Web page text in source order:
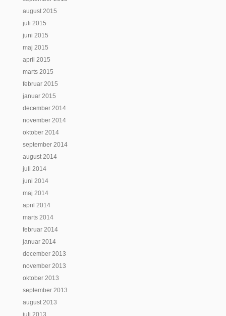
august 2015
juli 2015
juni 2015
maj 2015
april 2015
marts 2015
februar 2015
januar 2015
december 2014
november 2014
oktober 2014
september 2014
august 2014
juli 2014
juni 2014
maj 2014
april 2014
marts 2014
februar 2014
januar 2014
december 2013
november 2013
oktober 2013
september 2013
august 2013